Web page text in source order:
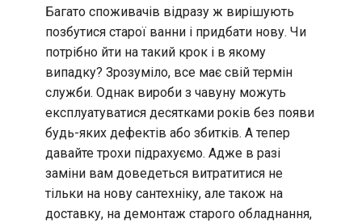
Багато споживачів відразу ж вирішують
позбутися старої ванни і придбати нову. Чи
потрібно йти на такий крок і в якому
випадку? Зрозуміло, все має свій термін
служби. Однак вироби з чавуну можуть
експлуатуватися десятками років без появи
будь-яких дефектів або збитків. А тепер
давайте трохи підрахуємо. Адже в разі
заміни вам доведеться витратитися не
тільки на нову сантехніку, але також на
доставку, на демонтаж старого обладнання,